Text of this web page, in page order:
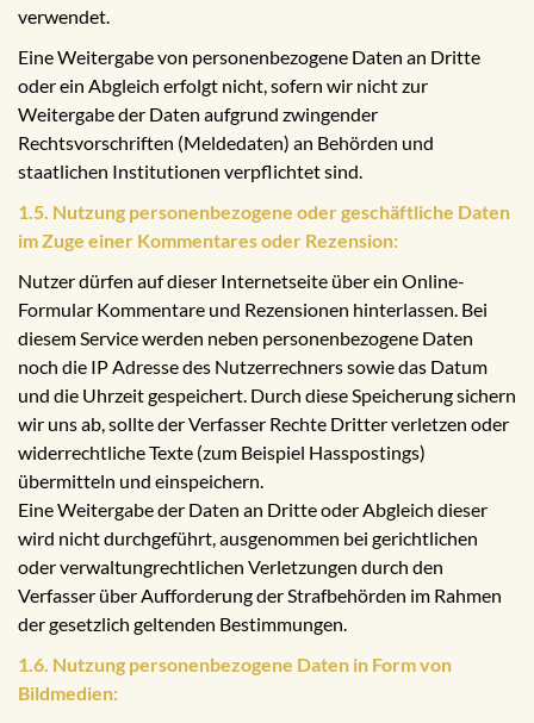
verwendet.
Eine Weitergabe von personenbezogene Daten an Dritte
oder ein Abgleich erfolgt nicht, sofern wir nicht zur
Weitergabe der Daten aufgrund zwingender
Rechtsvorschriften (Meldedaten) an Behörden und
staatlichen Institutionen verpflichtet sind.
1.5. Nutzung personenbezogene oder geschäftliche Daten
im Zuge einer Kommentares oder Rezension:
Nutzer dürfen auf dieser Internetseite über ein Online-
Formular Kommentare und Rezensionen hinterlassen. Bei
diesem Service werden neben personenbezogene Daten
noch die IP Adresse des Nutzerrechners sowie das Datum
und die Uhrzeit gespeichert. Durch diese Speicherung sichern
wir uns ab, sollte der Verfasser Rechte Dritter verletzen oder
widerrechtliche Texte (zum Beispiel Hasspostings)
übermitteln und einspeichern.
Eine Weitergabe der Daten an Dritte oder Abgleich dieser
wird nicht durchgeführt, ausgenommen bei gerichtlichen
oder verwaltungrechtlichen Verletzungen durch den
Verfasser über Aufforderung der Strafbehörden im Rahmen
der gesetzlich geltenden Bestimmungen.
1.6. Nutzung personenbezogene Daten in Form von
Bildmedien: